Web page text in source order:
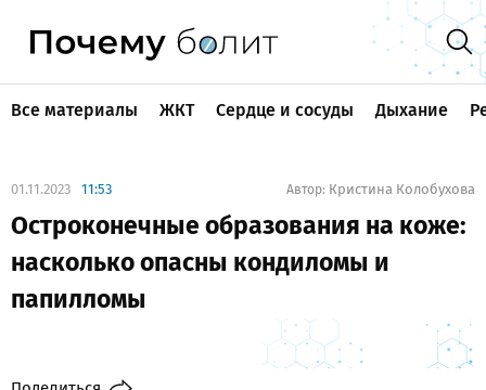
Все материалы ЖКТ Сердце и сосуды Дыхание
01.11.2023 11:53 Автор: Кристина Колобухова
Остроконечные образования на коже:
насколько опасны кондиломы и
папилломы